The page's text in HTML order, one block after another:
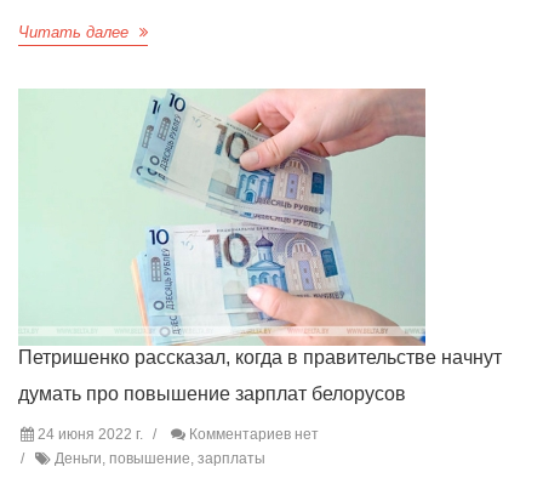
Читать далее
Петришенко рассказал, когда в правительстве начнут
думать про повышение зарплат белорусов
24 июня 2022 г.
Комментариев нет
Деньги, повышение, зарплаты